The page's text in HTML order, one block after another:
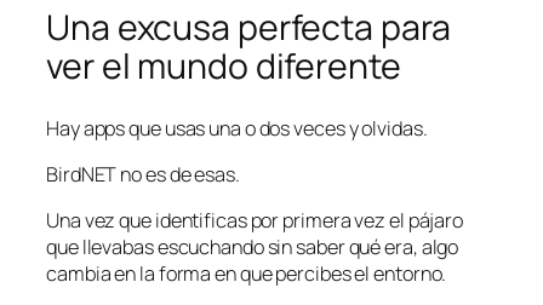
Una excusa perfecta para
ver el mundo diferente
Hay apps que usas una o dos veces y olvidas.
BirdNET no es de esas.
Una vez que identificas por primera vez el pájaro
que llevabas escuchando sin saber qué era, algo
cambia en la forma en que percibes el entorno.